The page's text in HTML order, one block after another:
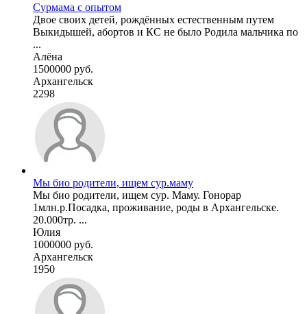
Сурмама с опытом
Двое своих детей, рождённых естественным путем
Выкидышей, абортов и КС не было Родила мальчика по
...
Алёна
1500000 руб.
Архангельск
2298
Мы био родители, ищем сур.маму
Мы био родители, ищем сур. Маму. Гонорар
1млн.р.Посадка, проживание, роды в Архангельске.
20.000тр. ...
Юлия
1000000 руб.
Архангельск
1950